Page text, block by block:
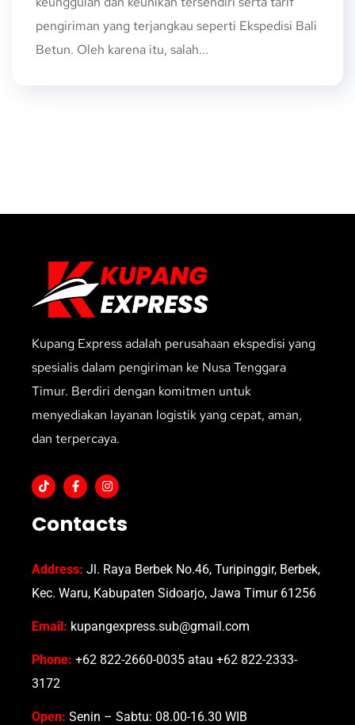
pengiriman yang terjangkau seperti Ekspedisi Bali
Betun. Oleh karena itu, salah...
Kupang Express adalah perusahaan ekspedisi yang
spesialis dalam pengiriman ke Nusa Tenggara
Timur. Berdiri dengan komitmen untuk
menyediakan layanan logistik yang cepat, aman,
dan terpercaya.
Contacts
Address: Jl. Raya Berbek No.46, Turipinggir, Berbek,
Kec. Waru, Kabupaten Sidoarjo, Jawa Timur 61256
Email: kupangexpress.sub@gmail.com
Phone: +62 822-2660-0035 atau +62 822-2333-
3172
Open: Senin – Sabtu: 08.00-16.30 WIB